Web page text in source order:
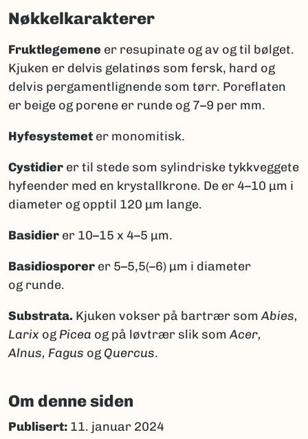
Nøkkelkarakterer
Fruktlegemene er resupinate og av og til bølget.
Kjuken er delvis gelatinøs som fersk, hard og
delvis pergamentlignende som tørr. Poreflaten
er beige og porene er runde og 7–9 per mm.
Hyfesystemet er monomitisk.
Cystidier er til stede som sylindriske tykkveggete
hyfeender med en krystallkrone. De er 4–10 μm i
diameter og opptil 120 μm lange.
Basidier er 10–15 x 4–5 μm.
Basidiosporer er 5–5,5(–6) μm i diameter
og runde.
Substrata. Kjuken vokser på bartrær somAbies,
Larix og Picea og på løvtrær slik somAcer,
Alnus, Fagus og Quercus.
Om denne siden
Publisert: 11. januar 2024